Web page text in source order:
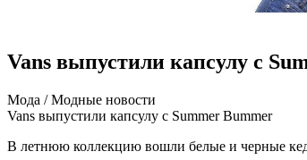
Vans выпустили капсулу с
Мoдa / Мoдныe новости
Vans выпустили капсулу с Summer Bummer
В летнюю коллекцию вошли белые и черные